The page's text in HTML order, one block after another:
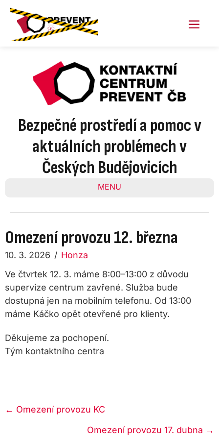
Skip
content
Bezpečné prostředí a pomoc v
aktuálních problémech v
Českých Budějovicích
MENU
Omezení provozu 12. března
10. 3. 2026 / Honza
Ve čtvrtek 12. 3. máme 8:00–13:00 z důvodu
supervize centrum zavřené. Služba bude
dostupná jen na mobilním telefonu. Od 13:00
máme Káčko opět otevřené pro klienty.
Děkujeme za pochopení.
Tým kontaktního centra
Posts
← Omezení provozu KC
Omezení provozu 17. dubna →